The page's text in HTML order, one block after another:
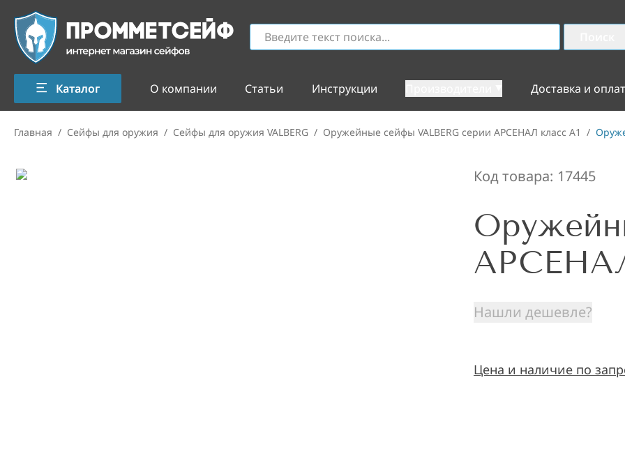
Каталог О компании Статьи Инструкции Доставка и
Главная / Сейфы для оружия / Сейфы для оружия VALBERG / Оружейные сейфы VALBERG серии АРСЕНАЛ класс А1 /
Код товара: 17445
Нашли дешевле?
Цена и наличие по